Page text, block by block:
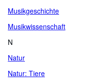
Musikgeschichte
Musikwissenschaft
N
Natur
Natur: Tiere